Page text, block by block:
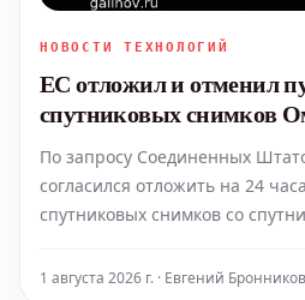
НОВОСТИ ТЕХНОЛОГИЙ
ЕС отложил и отменил
спутниковых снимков
по запросу США
По запросу Соединенных
согласился отложить на 24
спутниковых снимков со
было мотивировано
1 августа 2026 г. · Евгений Бронников